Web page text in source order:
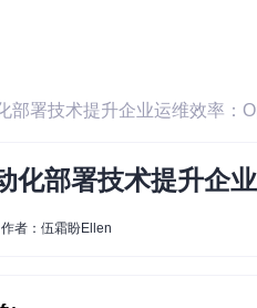
部署技术提升企业运维效率：
化部署技术提升企
作者：伍霜盼Ellen